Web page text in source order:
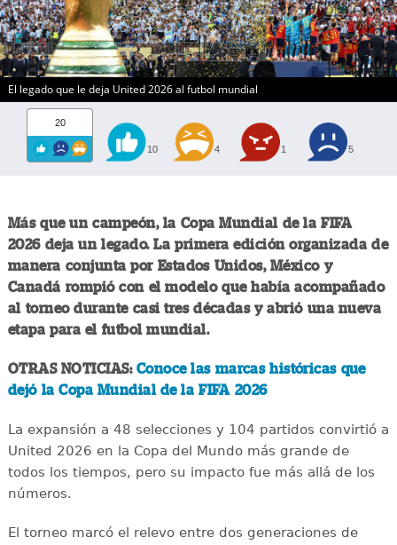
El legado que le deja United 2026 al futbol mundial
20
10 4 1 5
Más que un campeón, la Copa Mundial de la FIFA
2026 deja un legado. La primera edición organizada de
manera conjunta por Estados Unidos, México y
Canadá rompió con el modelo que había acompañado
al torneo durante casi tres décadas y abrió una nueva
etapa para el futbol mundial.
OTRAS NOTICIAS: Conoce las marcas históricas que
dejó la Copa Mundial de la FIFA 2026
La expansión a 48 selecciones y 104 partidos convirtió a
United 2026 en la Copa del Mundo más grande de
todos los tiempos, pero su impacto fue más allá de los
números.
El torneo marcó el relevo entre dos generaciones de